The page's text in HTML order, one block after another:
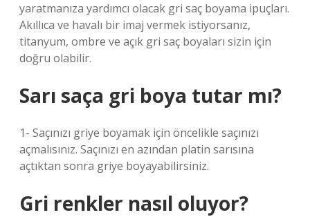
yaratmanıza yardımcı olacak gri saç boyama ipuçları.
Akıllıca ve havalı bir imaj vermek istiyorsanız,
titanyum, ombre ve açık gri saç boyaları sizin için
doğru olabilir.
Sarı saça gri boya tutar mı?
1- Saçınızı griye boyamak için öncelikle saçınızı
açmalısınız. Saçınızı en azından platin sarısına
açtıktan sonra griye boyayabilirsiniz.
Gri renkler nasıl oluyor?